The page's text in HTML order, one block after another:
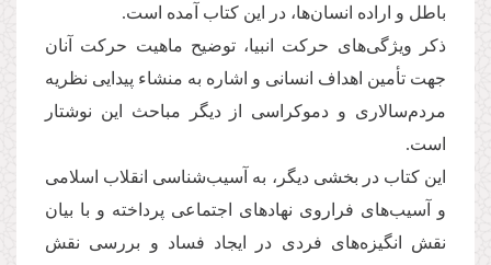
باطل و اراده انسان‌ها، در این کتاب آمده است.
ذکر ویژگی‌های حرکت انبیا، توضیح ماهیت حرکت آنان
جهت تأمین اهداف انسانی و اشاره به منشاء پیدایی نظریه
مردم‌سالاری و دموکراسی از دیگر مباحث این نوشتار
است.
این کتاب در بخشی دیگر، به آسیب‌شناسی انقلاب اسلامی
و آسیب‌های فراروی نهادهای اجتماعی پرداخته و با بیان
نقش انگیزه‌های فردی در ایجاد فساد و بررسی نقش